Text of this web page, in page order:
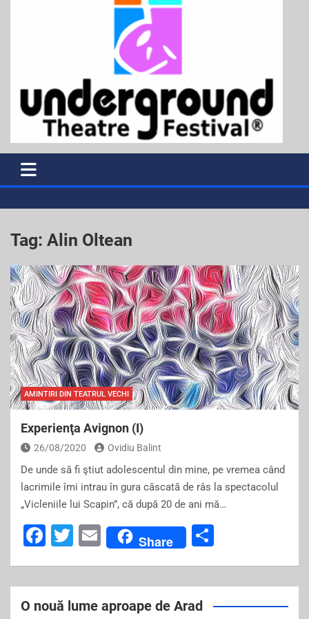
Tag: Alin Oltean
AMINTIRI DIN TEATRUL VECHI
Experienţa Avignon (I)
26/08/2020 Ovidiu Balint
De unde să fi ştiut adolescentul din mine, pe vremea când
lacrimile îmi intrau în gura căscată de râs la spectacolul
„Vicleniile lui Scapin”, că după 20 de ani mă…
F
c
e
T
tt
er
E
m
ai
l
Share
ar
e
O nouă lume aproape de Arad